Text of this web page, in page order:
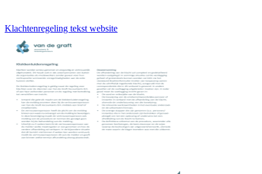
Klachtenregeling tekst website